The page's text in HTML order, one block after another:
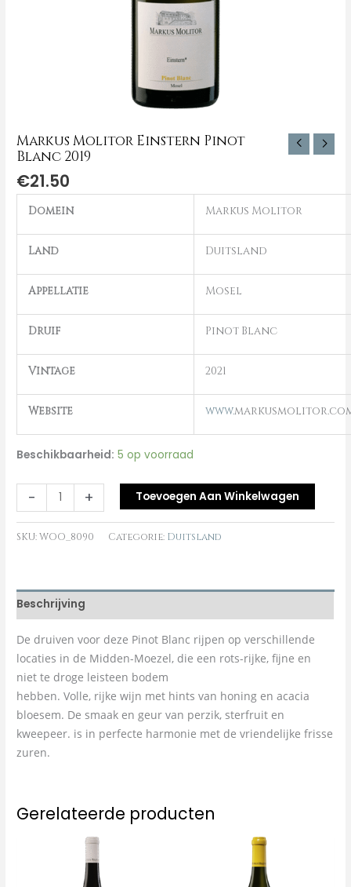
Markus Molitor Einstern Pinot
Blanc 2019
€21.50
Domein Markus Molitor
Land Duitsland
Appellatie Mosel
Druif Pinot Blanc
Vintage 2021
Website www.
Beschikbaarheid: 5 op voorraad
- + Toevoegen Aan Winkelwagen
SKU:WOO_8090 Categorie: Duitsland
Beschrijving
De druiven voor deze Pinot Blanc rijpen op verschillende
locaties in de Midden-Moezel, die een rots-rijke, fijne en
niet te droge leisteen bodem
hebben. Volle, rijke wijn met hints van honing en acacia
bloesem. De smaak en geur van perzik, sterfruit en
kweepeer. is in perfecte harmonie met de vriendelijke frisse
zuren.
Gerelateerde producten